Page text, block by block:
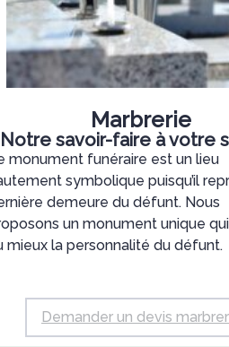
Marbrerie
Notre savoir-faire à votre
monument funéraire est un lieu
symbolique puisqu’il
demeure du défunt. Nous
un monument unique
mieux la personnalité du défunt.
Demander un devis